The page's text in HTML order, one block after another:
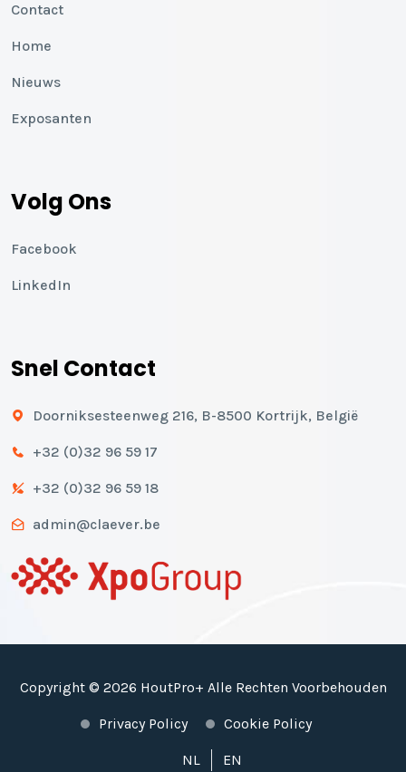
Contact
Home
Nieuws
Exposanten
Volg Ons
Facebook
LinkedIn
Snel Contact
Doorniksesteenweg 216, B-8500 Kortrijk, België
+32 (0)32 96 59 17
+32 (0)32 96 59 18
admin@claever.be
Copyright © 2026 HoutPro+ Alle Rechten Voorbehouden
Privacy Policy Cookie Policy
NL EN